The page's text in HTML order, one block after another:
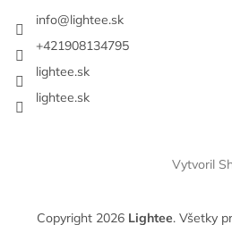
info@lightee.sk
+421908134795
lightee.sk
lightee.sk
Vytvoril
Copyright 2026 Lightee. Všetky